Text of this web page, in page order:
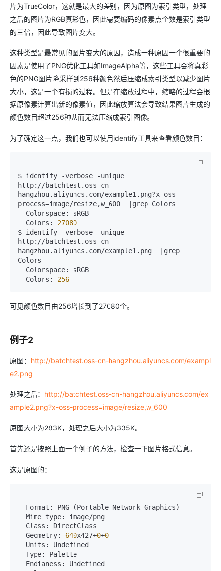
片为TrueColor，这就是最大的差别，因为原图为索引类型，处理
之后的图片为RGB真彩色，因此需要编码的像素点个数是索引类型
的三倍，因此导致图片变大。
这种类型是最常见的图片变大的原因，造成一种原因一个很重要的
因素是使用了PNG优化工具如ImageAlpha等，这些工具会将真彩
色的PNG图片降采样到256种颜色然后压缩成索引类型以减少图片
大小，这是一个有损的过程。但是在缩放过程中，缩略的过程会根
据原像素计算出新的像素值，因此缩放算法会导致结果图片生成的
颜色数目超过256种从而无法压缩成索引图像。
为了确定这一点，我们也可以使用identify工具来查看颜色数目：
$ identify -verbose -unique
http://batchtest.oss-cn-
hangzhou.aliyuncs.com/example1.png?x-oss-
process=image/resize,w_600  |grep Colors
  Colors:
27080
$ identify -verbose -unique
http://batchtest.oss-cn-
hangzhou.aliyuncs.com/example1.png  |grep
Colors
  Colors:
256
可见颜色数目由256增长到了27080个。
例子2
原图： http://batchtest.oss-cn-hangzhou.aliyuncs.com/exampl
e2.png
处理之后： http://batchtest.oss-cn-hangzhou.aliyuncs.com/ex
ample2.png?x-oss-process=image/resize,w_600
原图大小为283K，处理之后大小为335K。
首先还是按照上面一个例子的方法，检查一下图片格式信息。
这是原图的：
  Geometry:
640x427+0+0